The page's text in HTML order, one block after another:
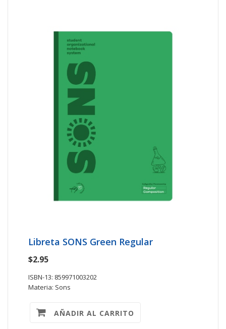
Libreta SONS Green Regular
$2.95
ISBN-13: 859971003202
Materia: Sons
AÑADIR AL CARRITO